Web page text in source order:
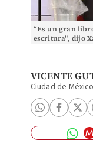
“Es un gran
escritura", dijo
VICENTE
Ciudad de México